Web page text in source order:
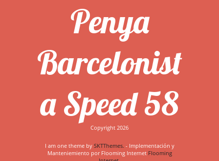
Penya
Barcelonist
a Speed 58
Copyright 2026
I am one theme by SKTThemes. - Implementación y
Manteniemiento por Flooming Internet Flooming